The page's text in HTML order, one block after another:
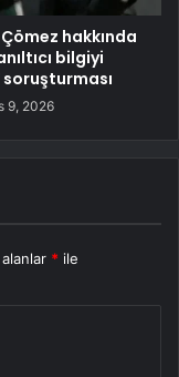
hakkında
bilgiyi
soruşturması
9, 2026
* ile